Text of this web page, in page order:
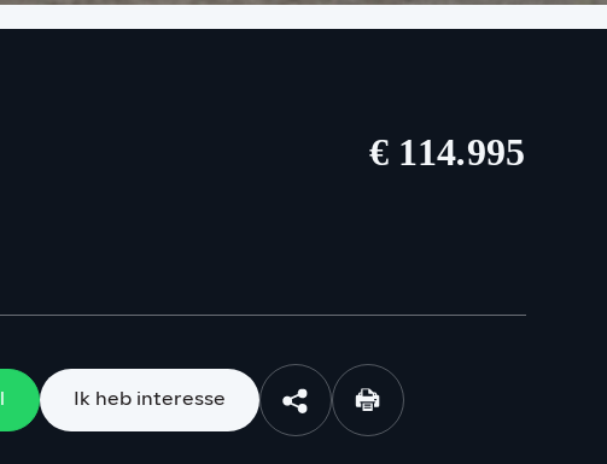
€ 114.995
Ik heb interesse